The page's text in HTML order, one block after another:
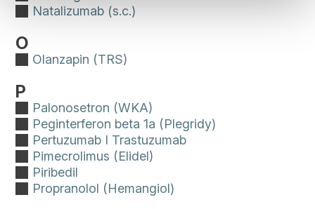
DSGVO (Nachweispflicht der Einwilligung).
Natalizumab (s.c.)
O
Olanzapin (TRS)
P
Palonosetron (WKA)
Peginterferon beta 1a (Plegridy)
Pertuzumab I Trastuzumab
Pimecrolimus (Elidel)
Piribedil
Propranolol (Hemangiol)